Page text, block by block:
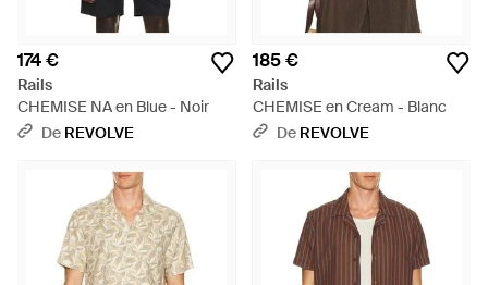
174 €
Rails
CHEMISE NA en Blue - Noir
De REVOLVE
185 €
Rails
CHEMISE en Cream - Blanc
De REVOLVE